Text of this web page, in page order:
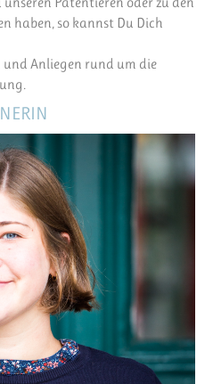
haben, so kannst Du Dich
Anliegen rund um die